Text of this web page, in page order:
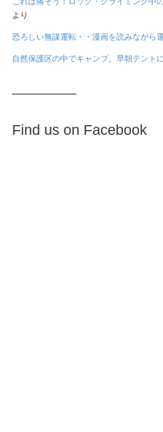
より
恐ろしい無謀運転・・漫画を読みながら
自然保護区の中でキャンプ。早朝テント
Find us on Facebook